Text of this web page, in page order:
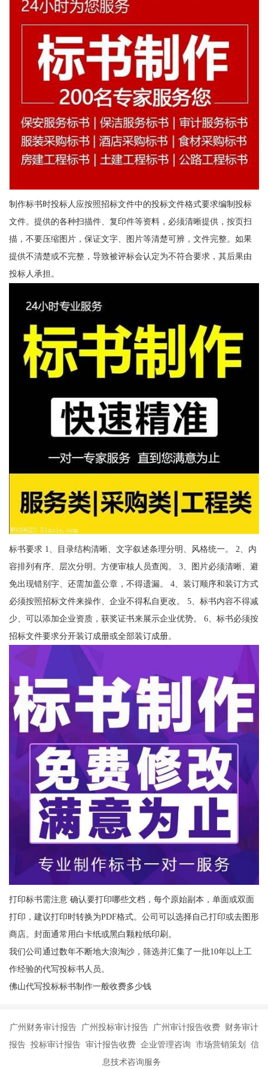
制作标书时投标人应按照招标文件中的投标文件格式要求编制投标
文件。提供的各种扫描件、复印件等资料，必须清晰提供，按页扫
描，不要压缩图片，保证文字、图片等清楚可辨，文件完整。如果
提供不清楚或不完整，导致被评标会认定为不符合要求，其后果由
投标人承担。
标书要求 1、目录结构清晰、文字叙述条理分明、风格统一。 2、内
容排列有序、层次分明。方便审核人员查阅。 3、图片必须清晰、避
免出现错别字、还需加盖公章，不得遗漏。 4、装订顺序和装订方式
必须按照招标文件来操作、企业不得私自更改。 5、标书内容不得减
少、可以添加企业资质，获奖证书来展示企业优势。 6、标书必须按
招标文件要求分开装订成册或全部装订成册。
打印标书需注意 确认要打印哪些文档，每个原始副本，单面或双面
打印，建议打印时转换为PDF格式。公司可以选择自己打印或去图形
商店。封面通常用白卡纸或黑白颗粒纸印刷。
我们公司通过数年不断地大浪淘沙，筛选并汇集了一批10年以上工
作经验的代写投标书人员。
佛山代写投标标书制作一般收费多少钱
广州财务审计报告 广州投标审计报告 广州审计报告收费 财务审计
报告 投标审计报告 审计报告收费 企业管理咨询 市场营销策划 信
息技术咨询服务